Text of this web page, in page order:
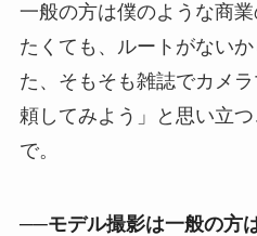
一般の方は僕のような商
たくても、ルートがない
た、そもそも雑誌でカメ
頼してみよう」と思い立
で。
──モデル撮影は一般の方